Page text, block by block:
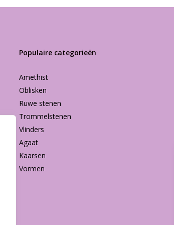
Populaire categorieën
Amethist
Oblisken
Ruwe stenen
Trommelstenen
Vlinders
Agaat
Kaarsen
Vormen